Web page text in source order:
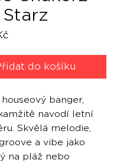
do košíku
banger,
navodí letní
Skvělá melodie,
a vibe jako
na pláž nebo